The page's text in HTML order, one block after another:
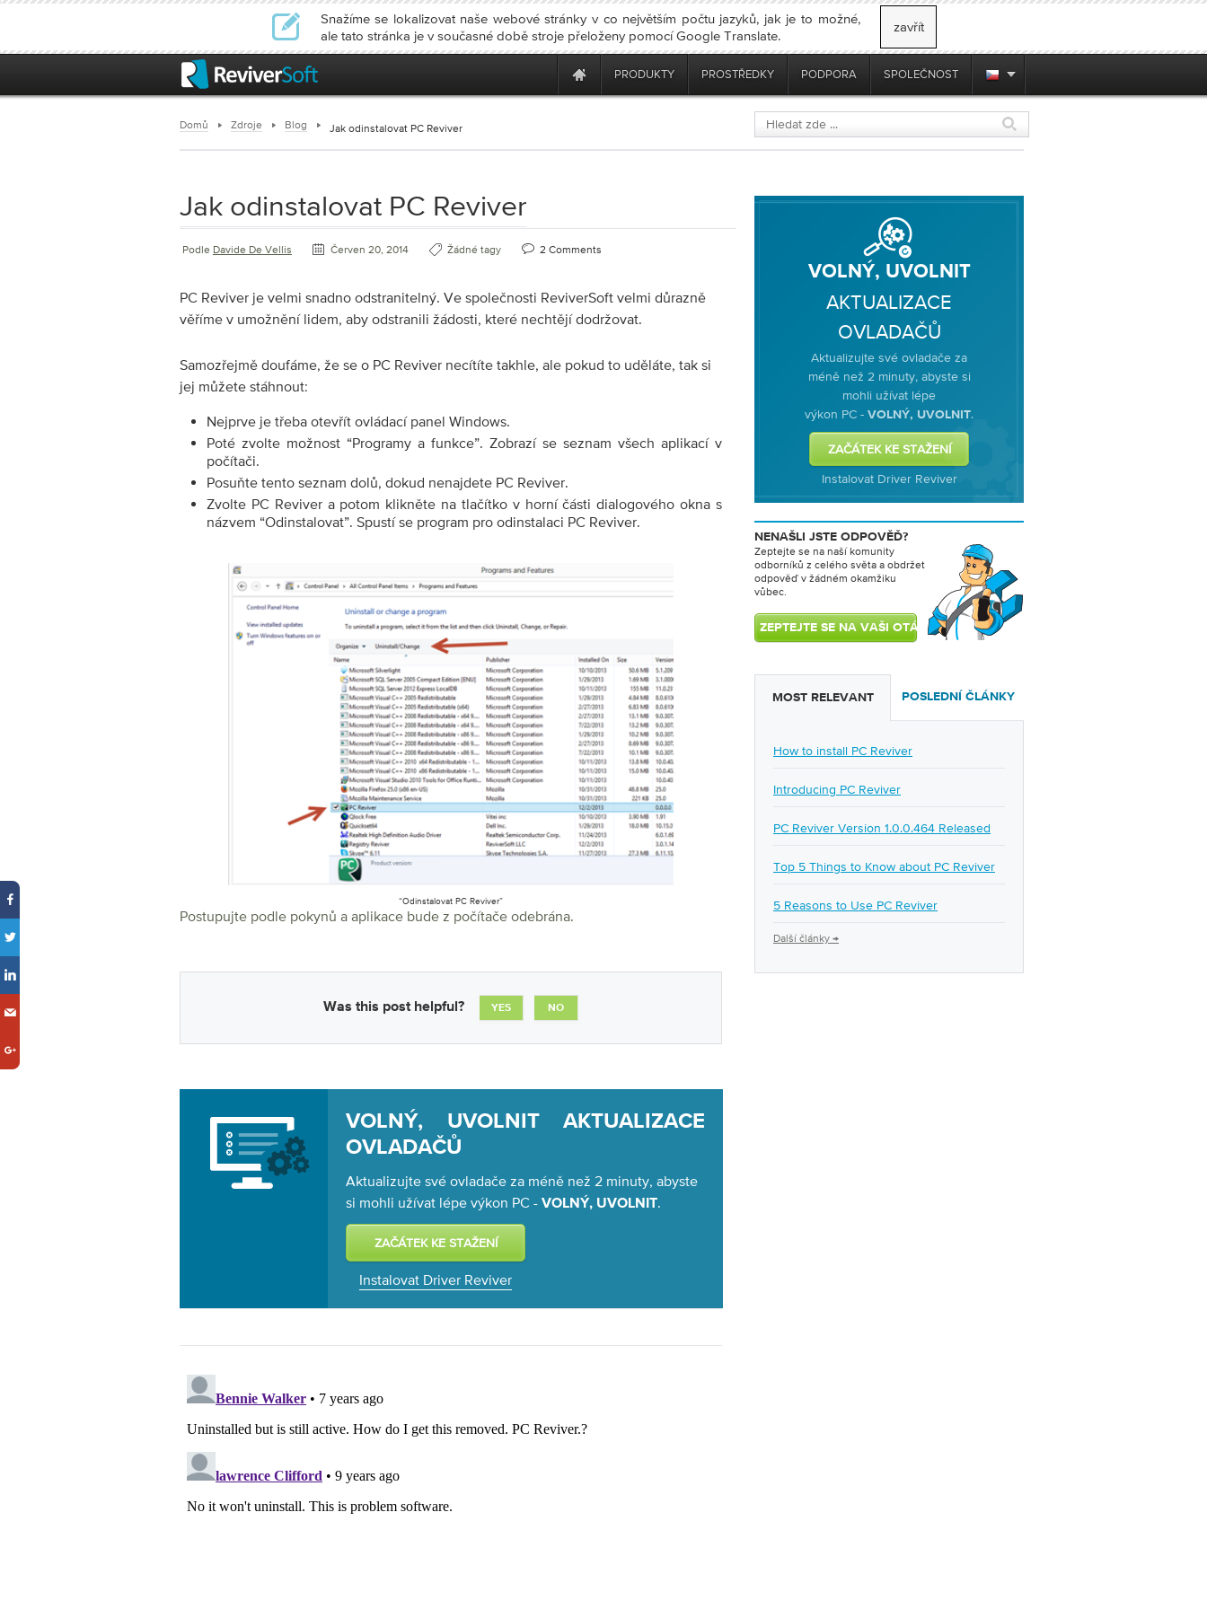
Snažíme se lokalizovat naše webové stránky v co největším počtu jazyků, jak je to možné,
ale tato stránka je v současné době stroje přeloženy pomocí Google Translate.
zavřít
PRODUKTY PROSTŘEDKY PODPORA SPOLEČNOST
Domů Zdroje Blog Jak odinstalovat PC Reviver
Jak odinstalovat PC Reviver
Podle Davide De Vellis Červen 20, 2014 Žádné tagy 2 Comments
PC Reviver je velmi snadno odstranitelný. Ve společnosti ReviverSoft velmi důrazně
věříme v umožnění lidem, aby odstranili žádosti, které nechtějí dodržovat.
Samozřejmě doufáme, že se o PC Reviver necítíte takhle, ale pokud to uděláte, tak si
jej můžete stáhnout:
Nejprve je třeba otevřít ovládací panel Windows.
Poté zvolte možnost “Programy a funkce”. Zobrazí se seznam všech aplikací v
počítači.
Posuňte tento seznam dolů, dokud nenajdete PC Reviver.
Zvolte PC Reviver a potom klikněte na tlačítko v horní části dialogového okna s
názvem “Odinstalovat”. Spustí se program pro odinstalaci PC Reviver.
“Odinstalovat PC Reviver”
Postupujte podle pokynů a aplikace bude z počítače odebrána.
Was this post helpful? YES NO
VOLNÝ, UVOLNIT AKTUALIZACE
OVLADAČŮ
Aktualizujte své ovladače za méně než 2 minuty, abyste
si mohli užívat lépe výkon PC - VOLNÝ, UVOLNIT.
Instalovat Driver Reviver
VOLNÝ, UVOLNIT
AKTUALIZACE
OVLADAČŮ
Aktualizujte své ovladače za
méně než 2 minuty, abyste si
mohli užívat lépe
výkon PC - VOLNÝ, UVOLNIT.
Instalovat Driver Reviver
NENAŠLI JSTE ODPOVĚĎ?
Zeptejte se na naší komunity
odborníků z celého světa a obdržet
odpověď v žádném okamžiku
vůbec.
MOST RELEVANT POSLEDNÍ ČLÁNKY
How to install PC Reviver
Introducing PC Reviver
PC Reviver Version 1.0.0.464 Released
Top 5 Things to Know about PC Reviver
5 Reasons to Use PC Reviver
Další články →